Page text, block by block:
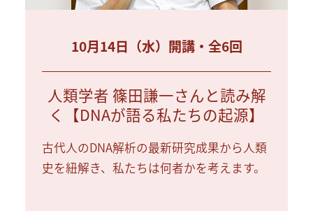
10月14日（水）開講・全6回
人類学者 篠田謙一さんと読み解
く【DNAが語る私たちの起源】
古代人のDNA解析の最新研究成果から人類
史を紐解き、私たちは何者かを考えます。